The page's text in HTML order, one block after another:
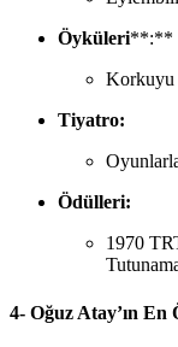
Öyküleri**:**
Korkuyu
Tiyatro:
Ödülleri:
1970
4- Oğuz Atay’ın En